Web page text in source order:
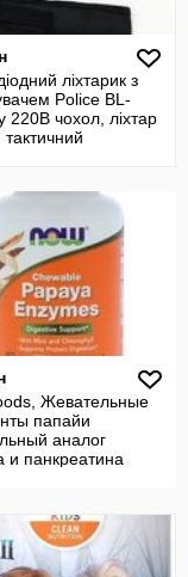
ліхтарик з
Police BL-
220В чохол, ліхтар
тактичний
Жевательные
папайи
аналог
и панкреатина